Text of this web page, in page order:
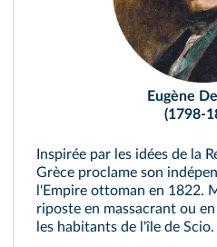
Eugène
(1798-
Inspirée par les idées de la
Grèce proclame son
l'Empire ottoman en 1822.
riposte en massacrant ou
les habitants de l'île de Scio.